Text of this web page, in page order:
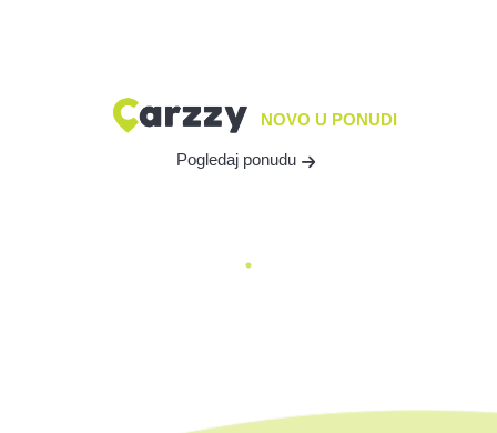
NOVO U PONUDI
Pogledaj ponudu